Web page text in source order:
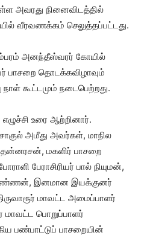
அவரது நினைவிடத்தில்
வீரவணக்கம் செலுத்தப்பட்டது.
அனந்தீஸ்வரர் கோயில்
பாசறை தொடக்கவிழாவும்
கூட்டமும் நடைபெற்றது.
உரை ஆற்றினார்.
அமீது அவர்கள், மாநில
மகளிர் பாசறை
பேராசிரியர் பால் நியுமன்,
இனமான இயக்குனர்
மாவட்ட அமைப்பாளர்
மாவட்ட பொறுப்பாளர்
பண்பாட்டுப் பாசறையின்